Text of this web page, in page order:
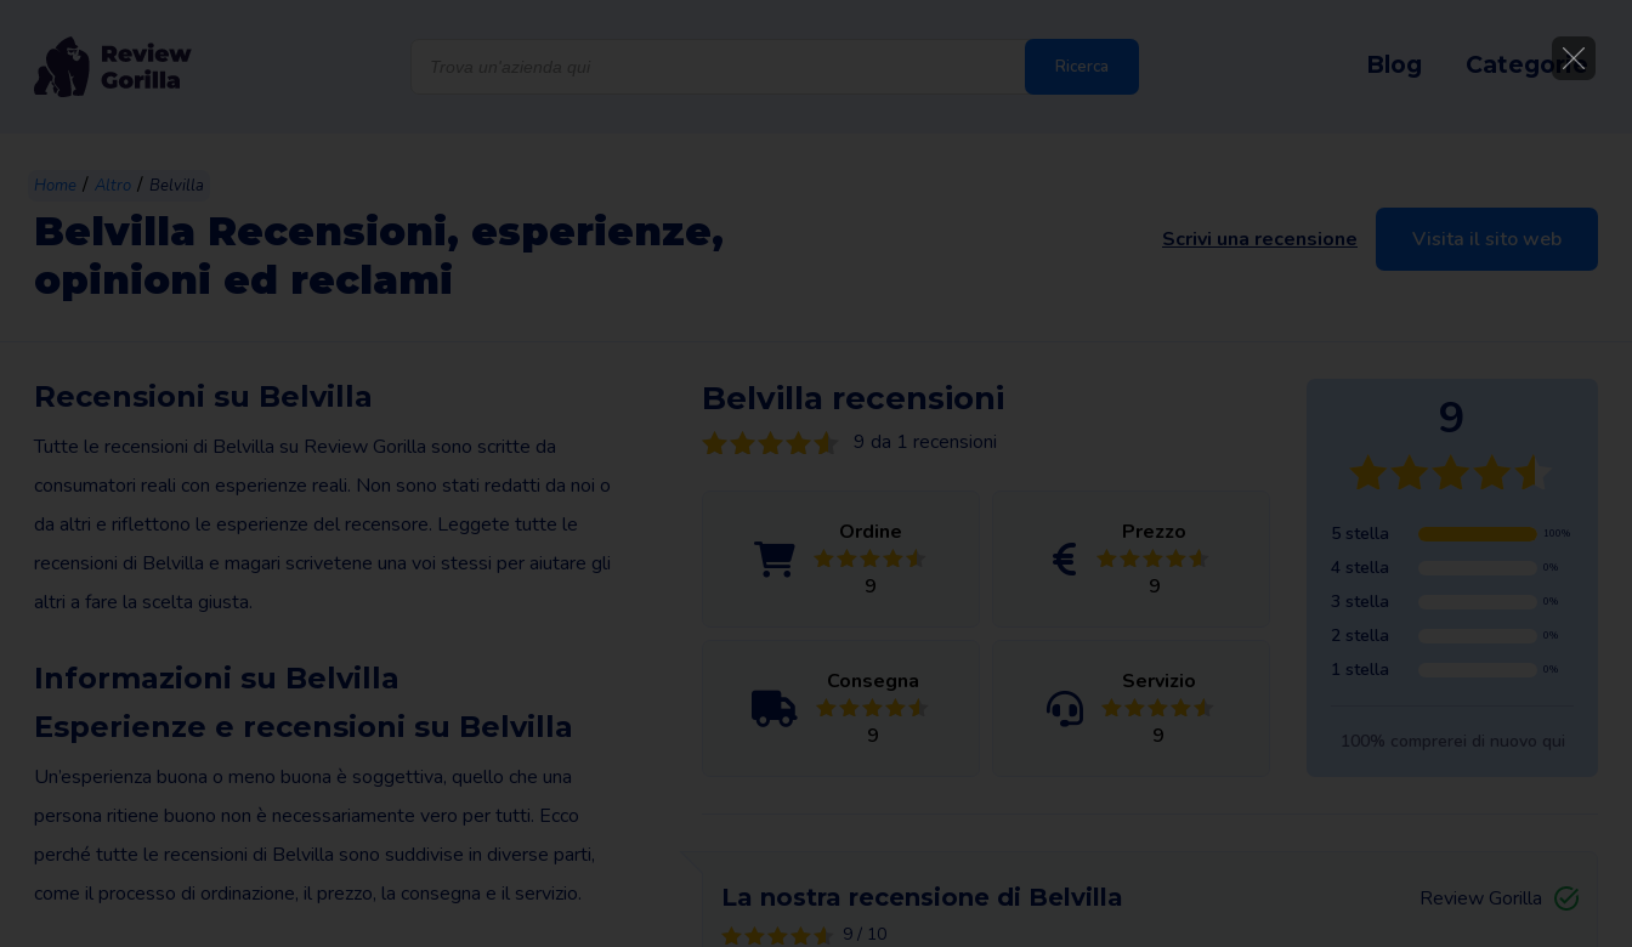
Ricerca Blog Categorie
Home / Altro / Belvilla
Belvilla Recensioni, esperienze,
opinioni ed reclami
Visita il sito web
Scrivi una recensione
Recensioni su Belvilla
Tutte le recensioni di Belvilla su Review Gorilla sono scritte da
consumatori reali con esperienze reali. Non sono stati redatti da noi o
da altri e riflettono le esperienze del recensore. Leggete tutte le
recensioni di Belvilla e magari scrivetene una voi stessi per aiutare gli
altri a fare la scelta giusta.
Informazioni su Belvilla
Esperienze e recensioni su Belvilla
Un’esperienza buona o meno buona è soggettiva, quello che una
persona ritiene buono non è necessariamente vero per tutti. Ecco
perché tutte le recensioni di Belvilla sono suddivise in diverse parti,
come il processo di ordinazione, il prezzo, la consegna e il servizio.
Belvilla recensioni
9 da 1 recensioni
Ordine
9
Prezzo
9
Consegna
9
Servizio
9
9
5 stella 100%
4 stella 0%
3 stella 0%
2 stella 0%
1 stella 0%
100% comprerei di nuovo qui
La nostra recensione di Belvilla
9 / 10
Review Gorilla